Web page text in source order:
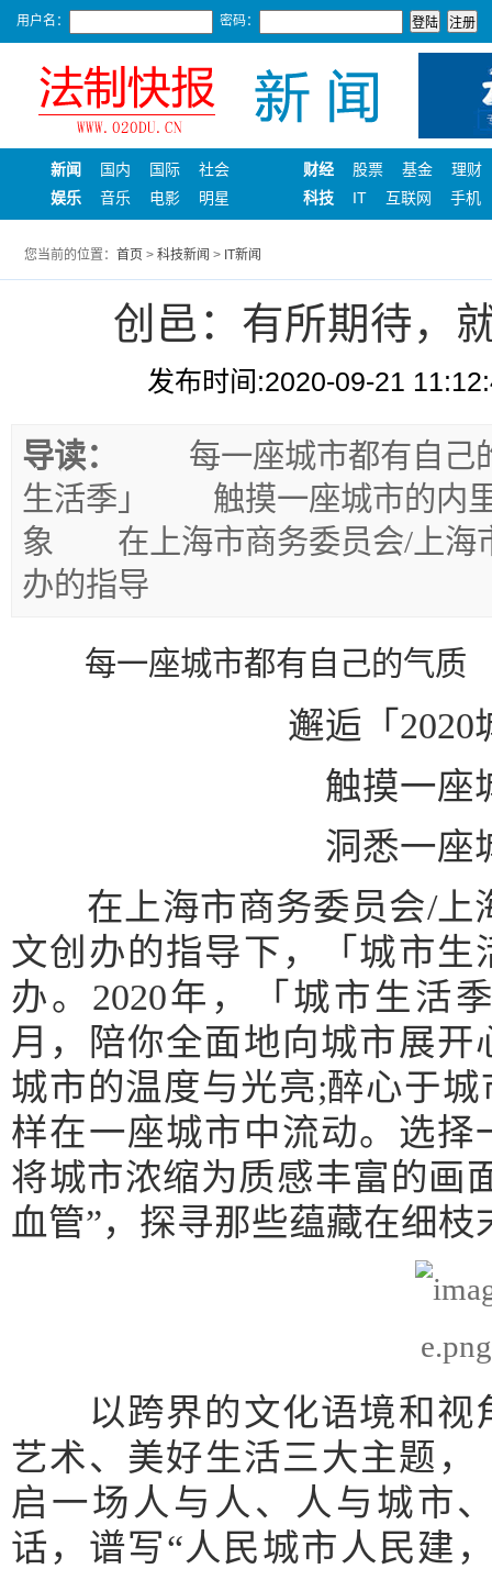
用户名： 密码：
新闻 国内 国际
社会
娱乐
音乐 电影 明星
财经 股票 基金
理财
科技
IT 互联网 手机
您当前的位置： 首页 > 科技新闻 > IT新闻
创邑：有所期待，
发布时间:2020-09-21
导读：
每一座城市都有自己
生活季」 触摸一座城市的内
象 在上海市商务委员会/上海
办的指导
每一座城市都有自己的气质
邂逅「2020
触摸一座
洞悉一座
在上海市商务委员会/上
文创办的指导下，「城市
办。2020年，「城市生活
月，陪你全面地向城市展
城市的温度与光亮;醉心于
样在一座城市中流动。选
将城市浓缩为质感丰富的画
血管”，探寻那些蕴藏在细
以跨界的文化语境和视
艺术、美好生活三大主题，
启一场人与人、人与城市
话，谱写“人民城市人民建